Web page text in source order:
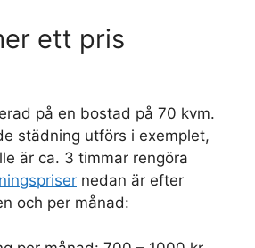
ett pris
på en bostad på 70 kvm.
städning utförs i exemplet,
är ca. 3 timmar rengöra
nedan är efter
och per månad: